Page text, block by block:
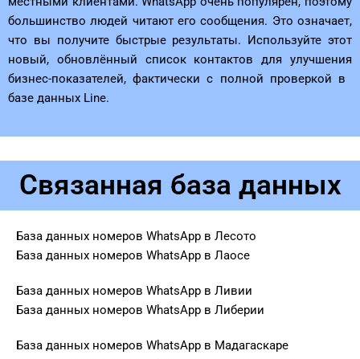
большинство людей читают его сообщения. Это означает,
что вы получите быстрые результаты. Используйте этот
новый, обновлённый список контактов для улучшения
бизнес-показателей, фактически с полной проверкой в ​​
базе данных Line.
Связанная база данных
База данных номеров WhatsApp в Лесото
База данных номеров WhatsApp в Лаосе
База данных номеров WhatsApp в Ливии
База данных номеров WhatsApp в Либерии
База данных номеров WhatsApp в Мадагаскаре